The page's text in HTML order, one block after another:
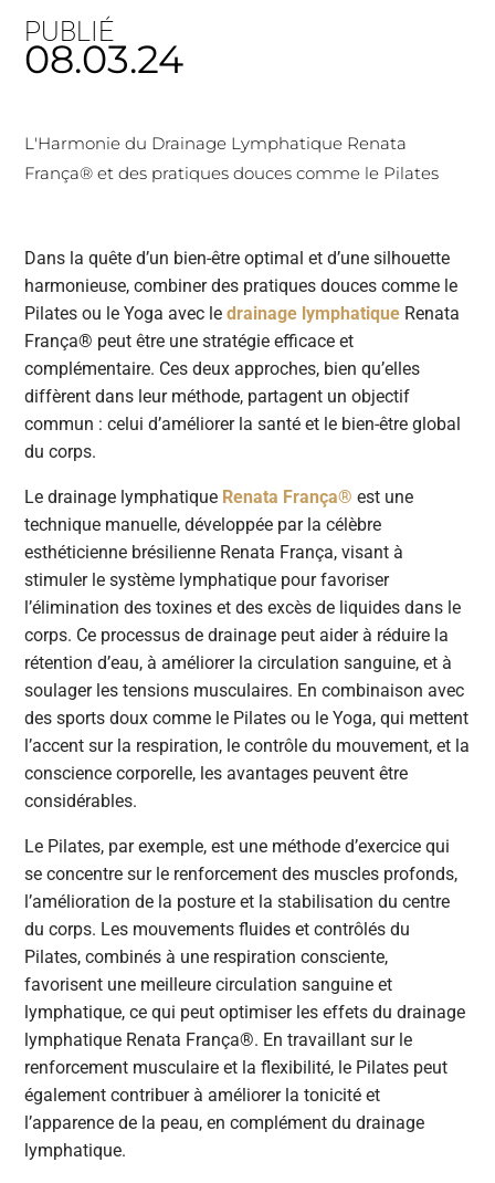
PUBLIÉ
08.03.24
L'Harmonie du Drainage Lymphatique Renata
França® et des pratiques douces comme le Pilates
Dans la quête d’un bien-être optimal et d’une silhouette
harmonieuse, combiner des pratiques douces comme le
Pilates ou le Yoga avec ledrainage lymphatique Renata
França® peut être une stratégie efficace et
complémentaire. Ces deux approches, bien qu’elles
diffèrent dans leur méthode, partagent un objectif
commun : celui d’améliorer la santé et le bien-être global
du corps.
Le drainage lymphatique Renata França® est une
technique manuelle, développée par la célèbre
esthéticienne brésilienne Renata França, visant à
stimuler le système lymphatique pour favoriser
l’élimination des toxines et des excès de liquides dans le
corps. Ce processus de drainage peut aider à réduire la
rétention d’eau, à améliorer la circulation sanguine, et à
soulager les tensions musculaires. En combinaison avec
des sports doux comme le Pilates ou le Yoga, qui mettent
l’accent sur la respiration, le contrôle du mouvement, et la
conscience corporelle, les avantages peuvent être
considérables.
Le Pilates, par exemple, est une méthode d’exercice qui
se concentre sur le renforcement des muscles profonds,
l’amélioration de la posture et la stabilisation du centre
du corps. Les mouvements fluides et contrôlés du
Pilates, combinés à une respiration consciente,
favorisent une meilleure circulation sanguine et
lymphatique, ce qui peut optimiser les effets du drainage
lymphatique Renata França®. En travaillant sur le
renforcement musculaire et la flexibilité, le Pilates peut
également contribuer à améliorer la tonicité et
l’apparence de la peau, en complément du drainage
lymphatique.